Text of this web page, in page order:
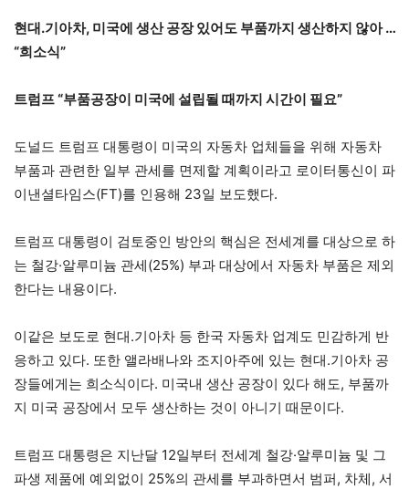
현대.기아차, 미국에 생산 공장 있어도 부품까지 생산하지 않아 …
“희소식”
트럼프 “부품공장이 미국에 설립될 때까지 시간이 필요”
도널드 트럼프 대통령이 미국의 자동차 업체들을 위해 자동차
부품과 관련한 일부 관세를 면제할 계획이라고 로이터통신이 파
이낸셜타임스(FT)를 인용해 23일 보도했다.
트럼프 대통령이 검토중인 방안의 핵심은 전세계를 대상으로 하
는 철강·알루미늄 관세(25%) 부과 대상에서 자동차 부품은 제외
한다는 내용이다.
이같은 보도로 현대.기아차 등 한국 자동차 업계도 민감하게 반
응하고 있다. 또한 앨라배나와 조지아주에 있는 현대.기아차 공
장들에게는 희소식이다. 미국내 생산 공장이 있다 해도, 부품까
지 미국 공장에서 모두 생산하는 것이 아니기 때문이다.
트럼프 대통령은 지난달 12일부터 전세계 철강·알루미늄 및 그
파생 제품에 예외없이 25%의 관세를 부과하면서 범퍼, 차체, 서